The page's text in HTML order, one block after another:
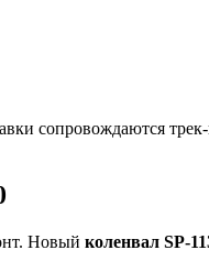
сопровождаются
Новый коленвал SP-